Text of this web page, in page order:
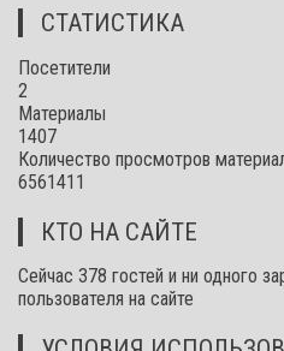
СТАТИСТИКА
Посетители
2
Материалы
1407
Количество просмотров
6561411
КТО НА САЙТЕ
Сейчас 378 гостей и ни одного
пользователя на сайте